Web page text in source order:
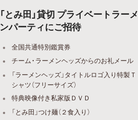
「とみ田」貸切 プライベートラーメ
ンパーティにご招待
全国共通特別鑑賞券
チーム・ラーメンヘッズからのお礼メール
「ラーメンヘッズ」タイトルロゴ入り特製Ｔ
シャツ（フリーサイズ）
特典映像付き私家版ＤＶＤ
「とみ田」つけ麺（２食入り）